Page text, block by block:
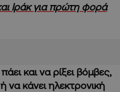
Ιράκ για πρώτη φορά
και να ρίξει βόμβες,
να κάνει ηλεκτρονική